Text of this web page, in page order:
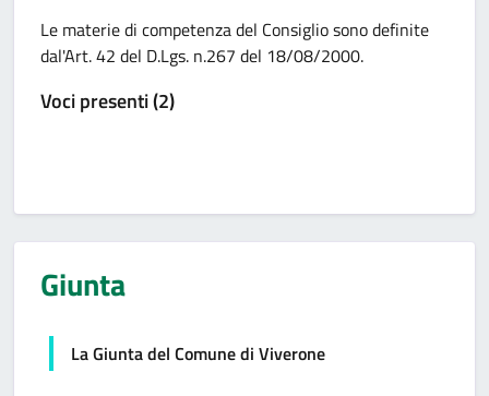
Le materie di competenza del Consiglio sono definite
dal'Art. 42 del D.Lgs. n.267 del 18/08/2000.
Voci presenti (2)
Giunta
La Giunta del Comune di Viverone